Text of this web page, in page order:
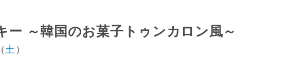
ー ～韓国のお菓子トゥンカロン風～
土 ）